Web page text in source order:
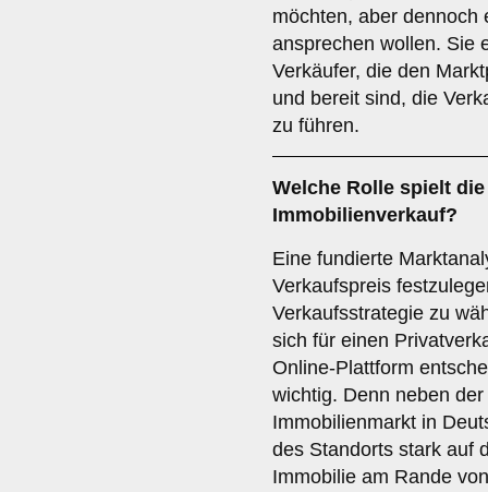
möchten, aber dennoch
ansprechen wollen. Sie
Verkäufer, die den
und bereit sind, die
zu führen.
Welche Rolle spielt
Immobilienverkauf?
Eine fundierte
Verkaufspreis
Verkaufsstrategie zu
sich für einen
Online-Plattform
wichtig. Denn neben
Immobilienmarkt in
des Standorts stark auf
Immobilie am Rande